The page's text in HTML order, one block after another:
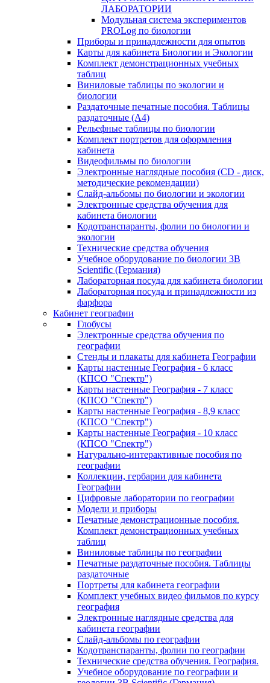
ЛАБОРАТОРИИ
Модульная система экспериментов
PROLog по биологии
Приборы и принадлежности для опытов
Карты для кабинета Биологии и Экологии
Комплект демонстрационных учебных
таблиц
Виниловые таблицы по экологии и
биологии
Раздаточные печатные пособия. Таблицы
раздаточные (А4)
Рельефные таблицы по биологии
Комплект портретов для оформления
кабинета
Видеофильмы по биологии
Электронные наглядные пособия (CD - диск,
методические рекомендации)
Слайд-альбомы по биологии и экологии
Электронные средства обучения для
кабинета биологии
Кодотранспаранты, фолии по биологии и
экологии
Технические средства обучения
Учебное оборудование по биологии 3B
Scientific (Германия)
Лабораторная посуда для кабинета биологии
Лабораторная посуда и принадлежности из
фарфора
Кабинет географии
Глобусы
Электронные средства обучения по
географии
Стенды и плакаты для кабинета Географии
Карты настенные География - 6 класс
(КПСО "Спектр")
Карты настенные География - 7 класс
(КПСО "Спектр")
Карты настенные География - 8,9 класс
(КПСО "Спектр")
Карты настенные География - 10 класс
(КПСО "Спектр")
Натурально-интерактивные пособия по
географии
Коллекции, гербарии для кабинета
Географии
Цифровые лаборатории по географии
Модели и приборы
Печатные демонстрационные пособия.
Комплект демонстрационных учебных
таблиц
Виниловые таблицы по географии
Печатные раздаточные пособия. Таблицы
раздаточные
Портреты для кабинета географии
Комплект учебных видео фильмов по курсу
география
Электронные наглядные средства для
кабинета географии
Слайд-альбомы по географии
Кодотранспаранты, фолии по географии
Технические средства обучения. География.
Учебное оборудование по географии и